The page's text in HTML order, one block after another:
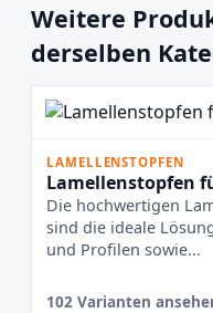
Weitere
derselben
LAMELLENSTOPFEN
Lamellenstopfen
Die hochwertigen
sind die ideale
und Profilen sowie...
102 Varianten